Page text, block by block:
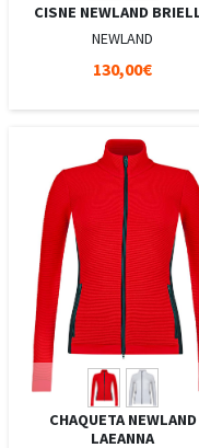
CISNE NEWLAND
NEWLAND
130,00€
CHAQUETA NEWLAND
LAEANNA